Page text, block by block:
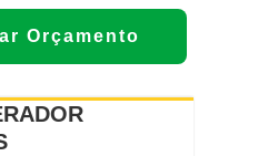
Orçamento